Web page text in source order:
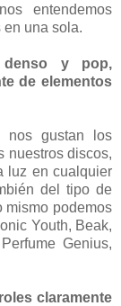
entendemos
en una sola.
denso y pop,
de elementos
nos gustan los
nuestros discos,
luz en cualquier
del tipo de
mismo podemos
Youth, Beak,
Genius,
claramente